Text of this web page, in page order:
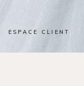
ESPACE CLIENT